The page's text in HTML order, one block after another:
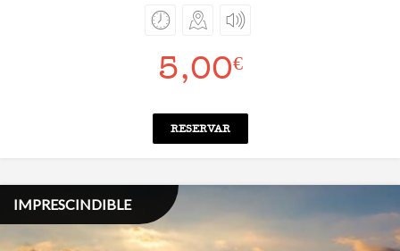
5,00€
RESERVAR
IMPRESCINDIBLE